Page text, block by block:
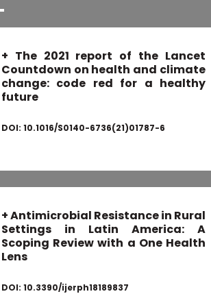
+ The 2021 report of the Lancet
Countdown on health and climate
change: code red for a healthy
future
DOI: 10.1016/S0140-6736(21)01787-6
+Antimicrobial Resistance in Rural
Settings in Latin America: A
Scoping Review with a One Health
Lens
DOI: 10.3390/ijerph18189837